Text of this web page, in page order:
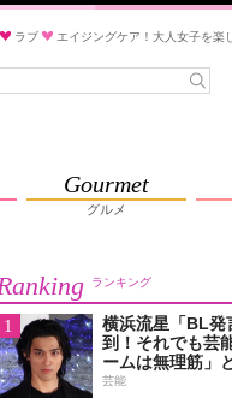
ラブ エイジングケア！大人女子を楽
Gourmet
グルメ
ランキング
1
横浜流星「BL発
到！それでも芸
ームは無理筋」
芸能